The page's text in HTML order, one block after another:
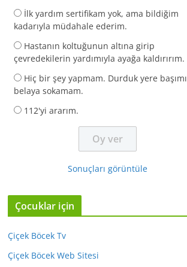
İlk yardım sertifikam yok, ama bildiğim
kadarıyla müdahale ederim.
Hastanın koltuğunun altına girip
çevredekilerin yardımıyla ayağa kaldırırım.
Hiç bir şey yapmam. Durduk yere başımı
belaya sokamam.
112'yi ararım.
Sonuçları görüntüle
Çocuklar için
Çiçek Böcek Tv
Çiçek Böcek Web Sitesi